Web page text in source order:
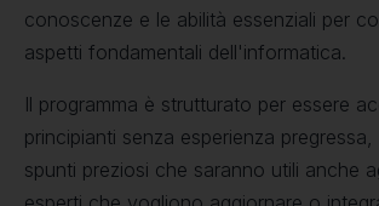
conoscenze e le abilità essenziali per
aspetti fondamentali dell'informatica.
Il programma è strutturato per essere
principianti senza esperienza
spunti preziosi che saranno utili anche